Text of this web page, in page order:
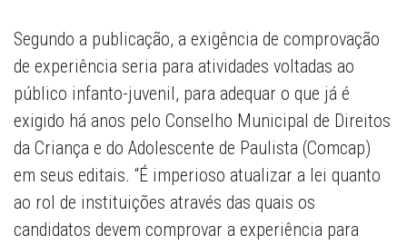
Segundo a publicação, a exigência de comprovação
de experiência seria para atividades voltadas ao
público infanto-juvenil, para adequar o que já é
exigido há anos pelo Conselho Municipal de Direitos
da Criança e do Adolescente de Paulista (Comcap)
em seus editais. “É imperioso atualizar a lei quanto
ao rol de instituições através das quais os
candidatos devem comprovar a experiência para